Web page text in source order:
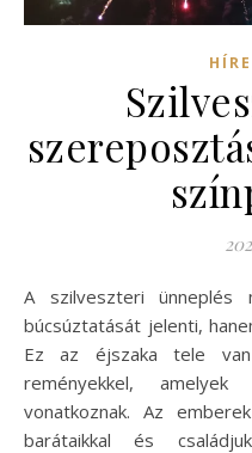
A szilveszteri ünneplés nem csupán az év végének
búcsúztatását jelenti,
Ez az éjszaka tele van
reményekkel,
vonatkoznak. Az
barátaikkal és